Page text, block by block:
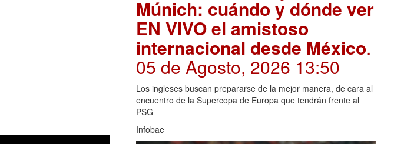
Múnich: cuándo y dónde ver
EN VIVO el amistoso
internacional desde México.
05 de Agosto, 2026 13:50
Los ingleses buscan prepararse de la mejor manera, de cara al
encuentro de la Supercopa de Europa que tendrán frente al
PSG
Infobae